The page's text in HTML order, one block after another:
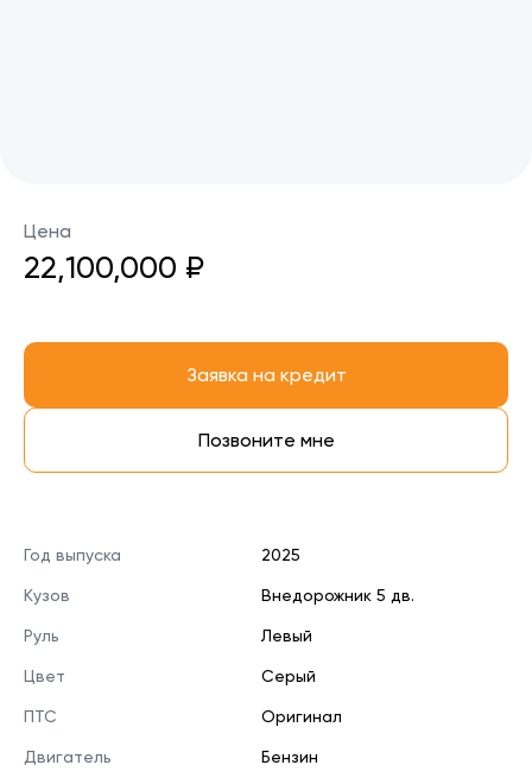
Цена
22,100,000 ₽
Год выпуска 2025
Кузов Внедорожник 5 дв.
Руль Левый
Цвет Серый
ПТС Оригинал
Двигатель Бензин
Заявка на кредит
Позвоните мне